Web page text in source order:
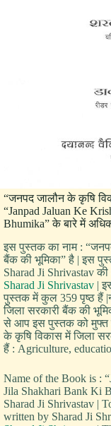
“जनपद जालौन के कृषि
“Janpad Jaluan Ke
Bhumika” के बारे में
इस पुस्तक का नाम :
बैंक की भूमिका” है | इस
Sharad Ji Shrivastav
Sharad Ji Shrivastav |
पुस्तक में कुल 359 पृष्ठ हैं
जिला सरकारी बैंक की
से आप इस पुस्तक को मुफ्त
के कृषि विकास में जिला
हैं : Agriculture,
Name of the Book is :
Jila Shakhari Bank Ki
Sharad Ji Shrivastav |
written by Sharad Ji